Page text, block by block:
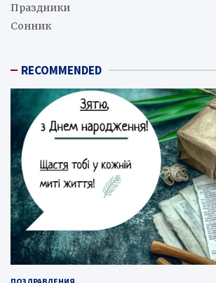
Праздники
Сонник
RECOMMENDED